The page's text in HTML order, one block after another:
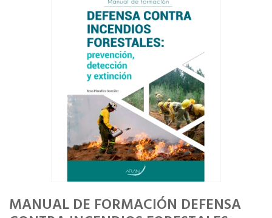
MANUAL DE FORMACIÓN DEFENSA